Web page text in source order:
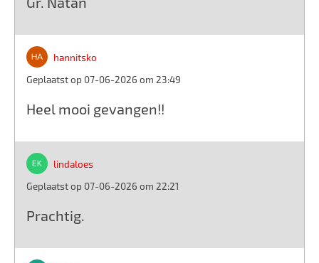
hannitsko
Geplaatst op 07-06-2026 om 23:49
Heel mooi gevangen!!
lindaloes
Geplaatst op 07-06-2026 om 22:21
Prachtig.